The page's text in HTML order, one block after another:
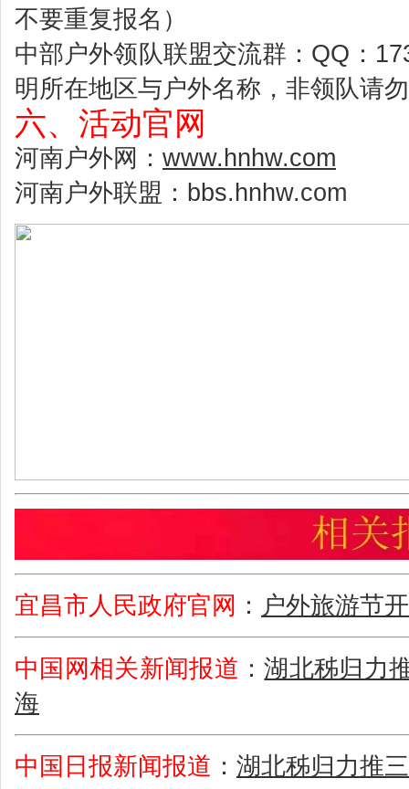
不要重复报名）
中部户外领队联盟交流群：QQ：
明所在地区与户外名称，非领队请
六、活动官网
河南户外网： www.hnhw.com
河南户外联盟：bbs.hnhw.com
宜昌市人民政府官网 ： 户外旅游节
中国网相关新闻报道 ：湖北秭归力
海
中国日报新闻报道 ： 湖北秭归力推